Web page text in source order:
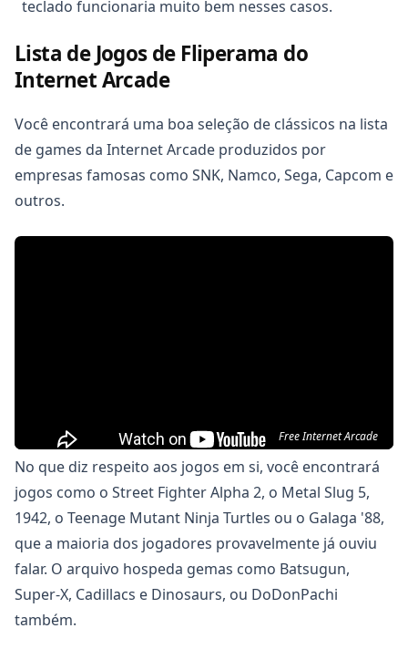
teclado funcionaria muito bem nesses casos.
Lista de Jogos de Fliperama do
Internet Arcade
Você encontrará uma boa seleção de clássicos na lista
de games da Internet Arcade produzidos por
empresas famosas como SNK, Namco, Sega, Capcom e
outros.
Free Internet Arcade
No que diz respeito aos jogos em si, você encontrará
jogos como o Street Fighter Alpha 2, o Metal Slug 5,
1942, o Teenage Mutant Ninja Turtles ou o Galaga '88,
que a maioria dos jogadores provavelmente já ouviu
falar. O arquivo hospeda gemas como Batsugun,
Super-X, Cadillacs e Dinosaurs, ou DoDonPachi
também.